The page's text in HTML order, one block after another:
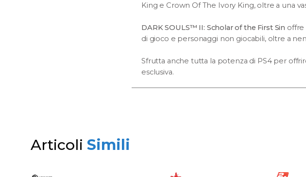
King e Crown Of The Ivory King, oltre a una
DARK SOULS™ II: Scholar of the First Sin offre
di gioco e personaggi non giocabili, oltre a
Sfrutta anche tutta la potenza di PS4 per
esclusiva.
Articoli Simili